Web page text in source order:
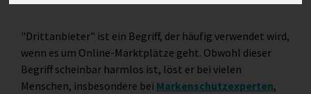
"Drittanbieter" ist ein Begriff, der häufig verwendet wird,
wenn es um Online-Marktplätze geht. Obwohl dieser
Begriff scheinbar harmlos ist, löst er bei vielen
Menschen, insbesondere bei Markenschutzexperten,